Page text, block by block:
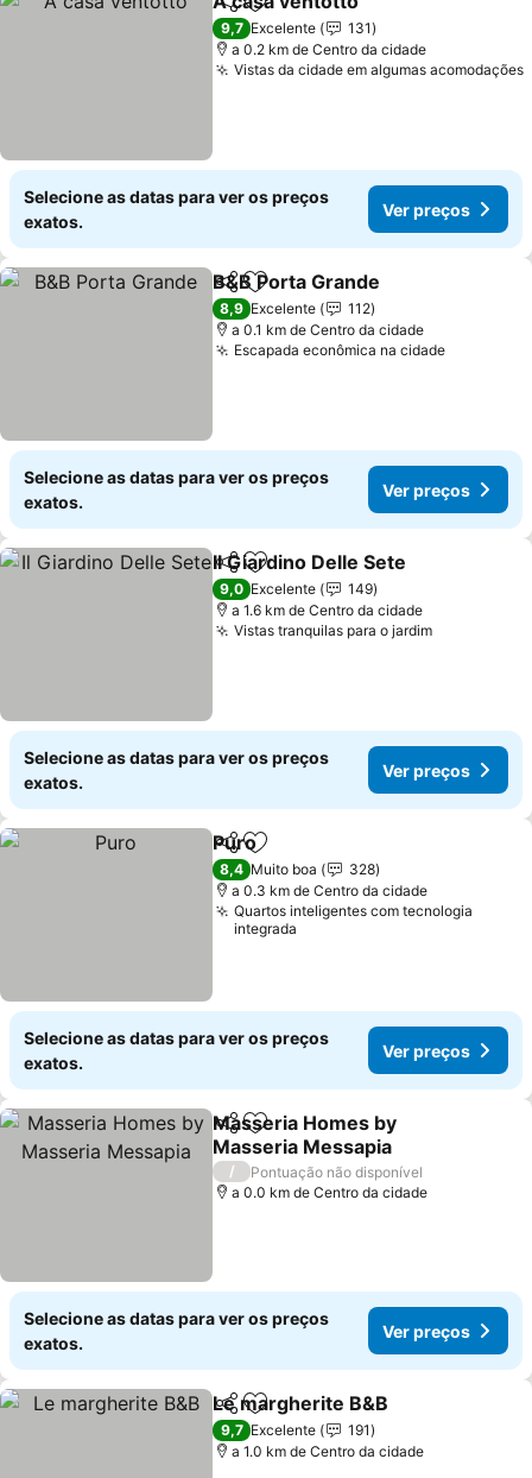
PartilharAdicionar aos favoritos
9,7 Excelente
131
a 0.2 km de Centro da cidade
Vistas da cidade em algumas acomodações
Selecione as datas para ver os preços
exatos.
Ver preços
PartilharAdicionar aos favoritos
B&B Porta Grande
8,9 Excelente
112
a 0.1 km de Centro da cidade
Escapada econômica na cidade
Selecione as datas para ver os preços
exatos.
Ver preços
PartilharAdicionar aos favoritos
Il Giardino Delle Sete
9,0 Excelente
149
a 1.6 km de Centro da cidade
Vistas tranquilas para o jardim
Selecione as datas para ver os preços
exatos.
Ver preços
PartilharAdicionar aos favoritos
Puro
8,4 Muito boa
328
a 0.3 km de Centro da cidade
Quartos inteligentes com tecnologia
integrada
Selecione as datas para ver os preços
exatos.
Ver preços
PartilharAdicionar aos favoritos
Masseria Homes by
Masseria Messapia
/
Pontuação não disponível
a 0.0 km de Centro da cidade
Selecione as datas para ver os preços
exatos.
Ver preços
PartilharAdicionar aos favoritos
Le margherite B&B
9,7 Excelente
191
a 1.0 km de Centro da cidade